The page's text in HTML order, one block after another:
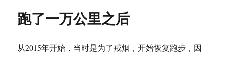
一
万
里
跑了一万公里之后
从2015年开始，当时是为了戒烟，开始恢复跑步，因